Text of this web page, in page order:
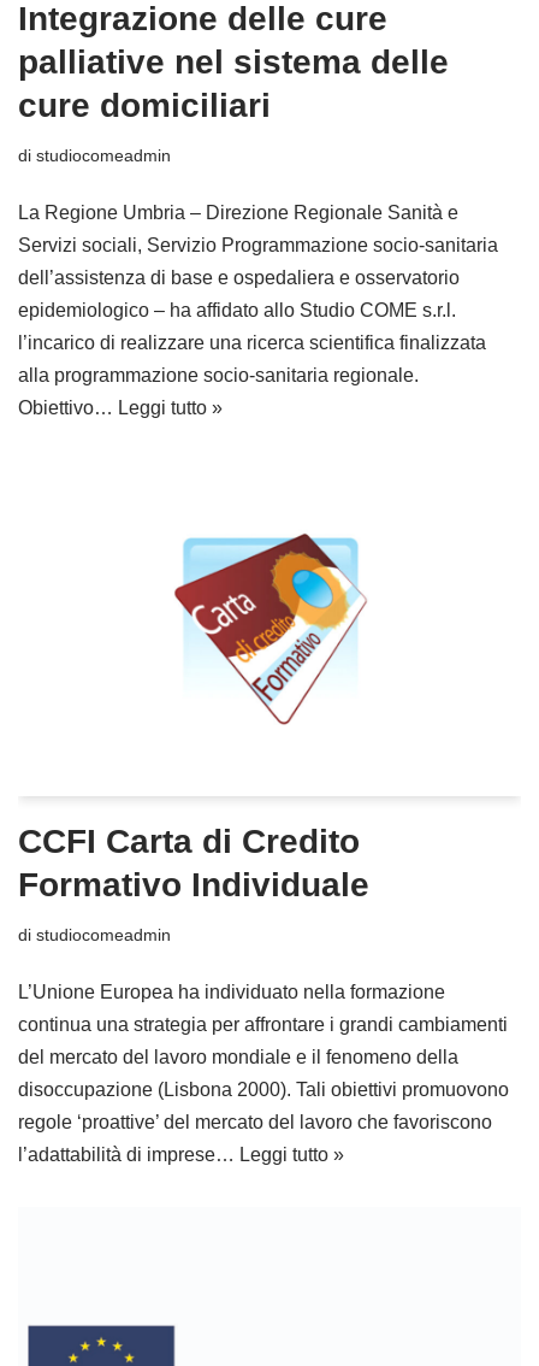
Integrazione delle cure
palliative nel sistema delle
cure domiciliari
di studiocomeadmin
La Regione Umbria – Direzione Regionale Sanità e
Servizi sociali, Servizio Programmazione socio-sanitaria
dell’assistenza di base e ospedaliera e osservatorio
epidemiologico – ha affidato allo Studio COME s.r.l.
l’incarico di realizzare una ricerca scientifica finalizzata
alla programmazione socio-sanitaria regionale.
Obiettivo… Leggi tutto »
CCFI Carta di Credito
Formativo Individuale
di studiocomeadmin
L’Unione Europea ha individuato nella formazione
continua una strategia per affrontare i grandi cambiamenti
del mercato del lavoro mondiale e il fenomeno della
disoccupazione (Lisbona 2000). Tali obiettivi promuovono
regole ‘proattive’ del mercato del lavoro che favoriscono
l’adattabilità di imprese… Leggi tutto »